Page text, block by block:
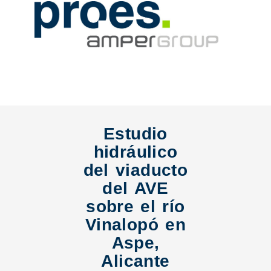
Estudio
hidráulico
del viaducto
del AVE
sobre el río
Vinalopó en
Aspe,
Alicante